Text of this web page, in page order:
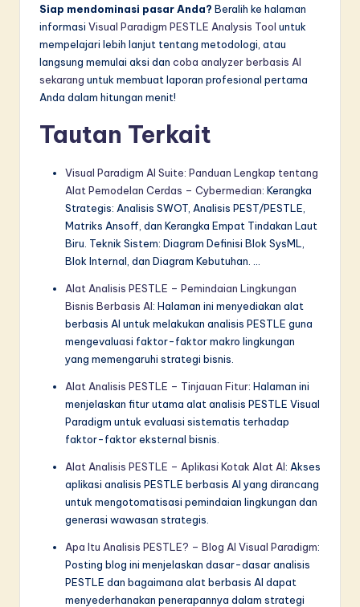
Siap mendominasi pasar Anda? Beralih ke halaman
informasi Visual Paradigm PESTLE Analysis Tool untuk
mempelajari lebih lanjut tentang metodologi, atau
langsung memulai aksi dan coba analyzer berbasis AI
sekarang untuk membuat laporan profesional pertama
Anda dalam hitungan menit!
Tautan Terkait
Visual Paradigm AI Suite: Panduan Lengkap tentang
Alat Pemodelan Cerdas – Cybermedian: Kerangka
Strategis: Analisis SWOT, Analisis PEST/PESTLE,
Matriks Ansoff, dan Kerangka Empat Tindakan Laut
Biru. Teknik Sistem: Diagram Definisi Blok SysML,
Blok Internal, dan Diagram Kebutuhan. …
Alat Analisis PESTLE – Pemindaian Lingkungan
Bisnis Berbasis AI: Halaman ini menyediakan alat
berbasis AI untuk melakukan analisis PESTLE guna
mengevaluasi faktor-faktor makro lingkungan
yang memengaruhi strategi bisnis.
Alat Analisis PESTLE – Tinjauan Fitur: Halaman ini
menjelaskan fitur utama alat analisis PESTLE Visual
Paradigm untuk evaluasi sistematis terhadap
faktor-faktor eksternal bisnis.
Alat Analisis PESTLE – Aplikasi Kotak Alat AI: Akses
aplikasi analisis PESTLE berbasis AI yang dirancang
untuk mengotomatisasi pemindaian lingkungan dan
generasi wawasan strategis.
Apa Itu Analisis PESTLE? – Blog AI Visual Paradigm:
Posting blog ini menjelaskan dasar-dasar analisis
PESTLE dan bagaimana alat berbasis AI dapat
menyederhanakan penerapannya dalam strategi